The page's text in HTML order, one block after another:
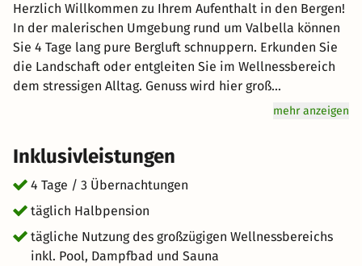
Herzlich Willkommen zu Ihrem Aufenthalt in den Bergen!
In der malerischen Umgebung rund um Valbella können
Sie 4 Tage lang pure Bergluft schnuppern. Erkunden Sie
die Landschaft oder entgleiten Sie im Wellnessbereich
dem stressigen Alltag. Genuss wird hier groß
geschrieben: Lassen Sie sich vom Halbpension-Angebot
und eine entspannte Atmosphäre bei Ihrem
unvergesslichen Urlaub in den Bergen. kurz-mal-weg.de
wünscht Ihnen einen tollen Aufenthalt im schönen
Valbella.
mehr anzeigen
Inklusivleistungen
4 Tage / 3 Übernachtungen
täglich Halbpension
tägliche Nutzung des großzügigen Wellnessbereichs
inkl. Pool, Dampfbad und Sauna